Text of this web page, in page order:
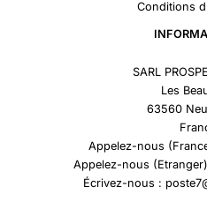
Conditions
SARL
Les
63560
Appelez-nous
Appelez-nous
Écrivez-nous :